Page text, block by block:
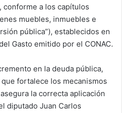
conforme a los capítulos
muebles, inmuebles e
pública”), establecidos en
Gasto emitido por el CONAC.
en la deuda pública,
fortalece los mecanismos
la correcta aplicación
diputado Juan Carlos